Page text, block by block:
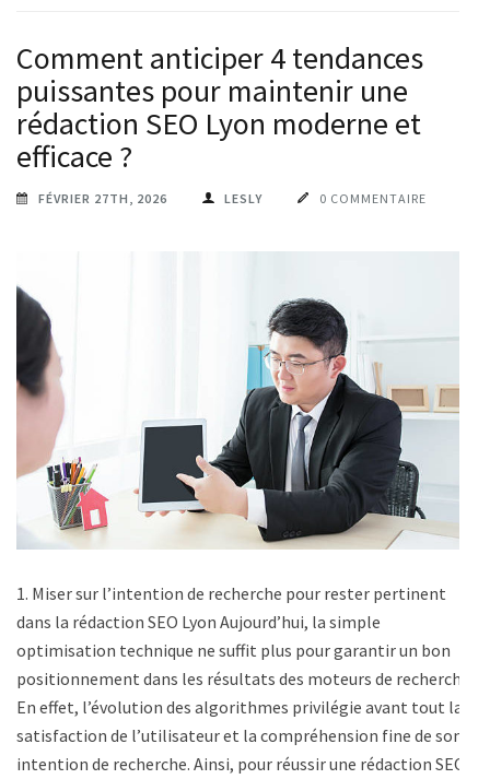
Comment anticiper 4 tendances
puissantes pour maintenir une
rédaction SEO Lyon moderne et
efficace ?
FÉVRIER 27TH, 2026 LESLY 0 COMMENTAIRE
1. Miser sur l’intention de recherche pour rester pertinent
dans la rédaction SEO Lyon Aujourd’hui, la simple
optimisation technique ne suffit plus pour garantir un bon
positionnement dans les résultats des moteurs de recherche.
En effet, l’évolution des algorithmes privilégie avant tout la
satisfaction de l’utilisateur et la compréhension fine de son
intention de recherche. Ainsi, pour réussir une rédaction SEO